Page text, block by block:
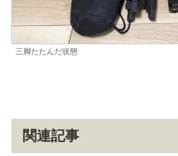
三脚たたんだ状態
関連記事